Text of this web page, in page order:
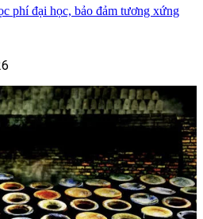
phí đại học, bảo đảm tương xứng